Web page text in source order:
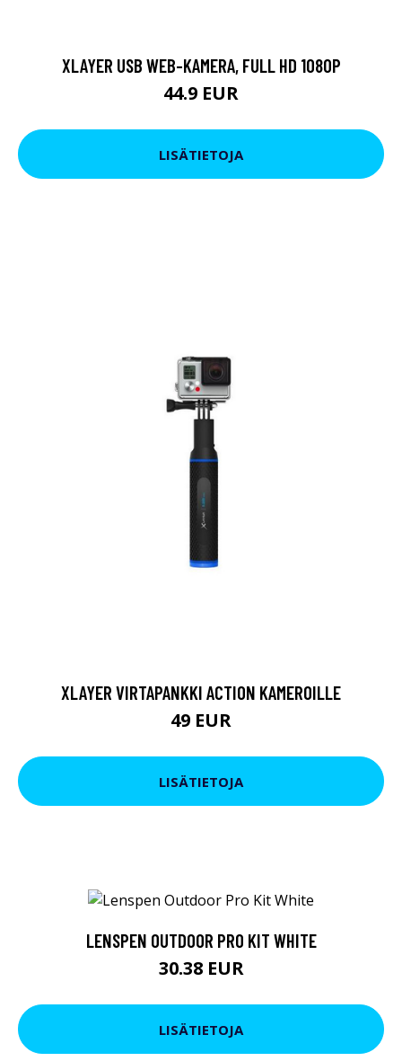
XLAYER USB WEB-KAMERA, FULL HD 1080P
44.9 EUR
LISÄTIETOJA
XLAYER VIRTAPANKKI ACTION KAMEROILLE
49 EUR
LISÄTIETOJA
LENSPEN OUTDOOR PRO KIT WHITE
30.38 EUR
LISÄTIETOJA